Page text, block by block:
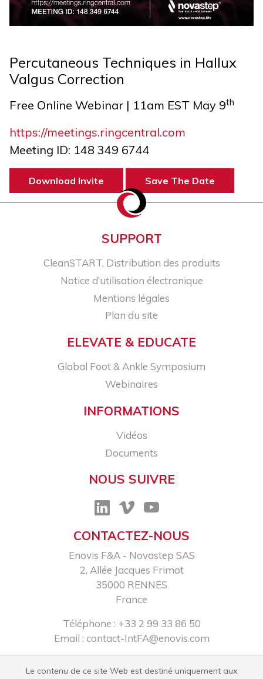
Percutaneous Techniques in Hallux
Valgus Correction
Free Online Webinar | 11am EST May 9th
https://meetings.ringcentral.com
Meeting ID: 148 349 6744
Download Invite Save The Date
SUPPORT
CleanSTART, Distribution des produits
Notice d’utilisation électronique
Mentions légales
Plan du site
ELEVATE & EDUCATE
Global Foot & Ankle Symposium
Webinaires
INFORMATIONS
Vidéos
Documents
NOUS SUIVRE
CONTACTEZ-NOUS
Enovis F&A - Novastep SAS​
2, Allée Jacques Frimot​
35000 RENNES​
France
Téléphone : +33 2 99 33 86 50​
Email : contact-IntFA@enovis.com
Le contenu de ce site Web est destiné uniquement aux